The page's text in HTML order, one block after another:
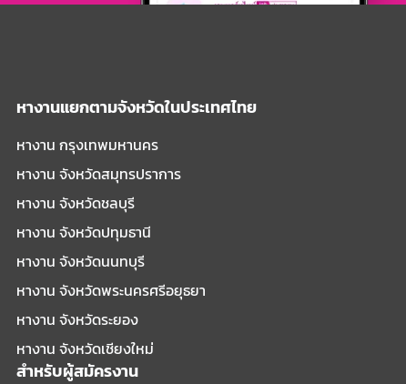
หางานแยกตามจังหวัดในประเทศไทย
หางาน กรุงเทพมหานคร
หางาน จังหวัดสมุทรปราการ
หางาน จังหวัดชลบุรี
หางาน จังหวัดปทุมธานี
หางาน จังหวัดนนทบุรี
หางาน จังหวัดพระนครศรีอยุธยา
หางาน จังหวัดระยอง
หางาน จังหวัดเชียงใหม่
สำหรับผู้สมัครงาน